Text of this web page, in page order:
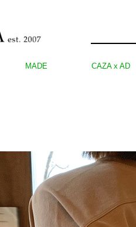
MADE CAZA x AD